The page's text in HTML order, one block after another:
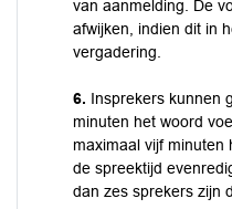
van aanmelding. De
afwijken, indien dit in
vergadering.
6. Insprekers kunnen
minuten het woord
maximaal vijf minuten
de spreektijd
dan zes sprekers zijn